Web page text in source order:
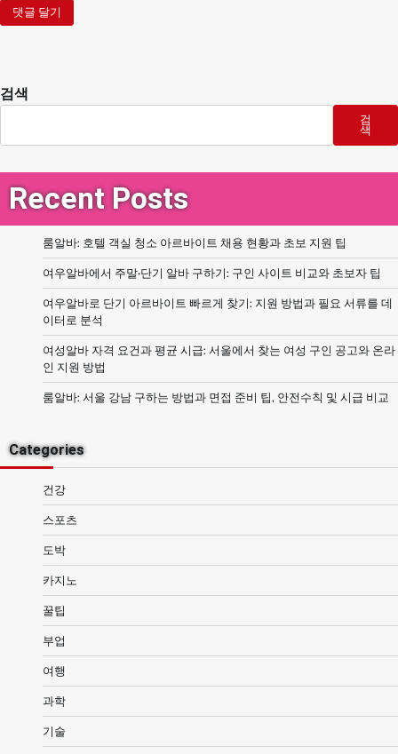
검색
검
색
Recent Posts
룸알바: 호텔 객실 청소 아르바이트 채용 현황과 초보 지원 팁
여우알바에서 주말·단기 알바 구하기: 구인 사이트 비교와 초보자 팁
여우알바로 단기 아르바이트 빠르게 찾기: 지원 방법과 필요 서류를 데
이터로 분석
여성알바 자격 요건과 평균 시급: 서울에서 찾는 여성 구인 공고와 온라
인 지원 방법
룸알바: 서울 강남 구하는 방법과 면접 준비 팁, 안전수칙 및 시급 비교
Categories
건강
스포츠
도박
카지노
꿀팁
부업
여행
과학
기술